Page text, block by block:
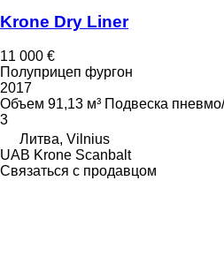
Krone Dry Liner
11 000 €
Полуприцеп фургон
2017
Объем 91,13 м³ Подвеска
3
Литва, Vilnius
UAB Krone Scanbalt
Связаться с продавцом